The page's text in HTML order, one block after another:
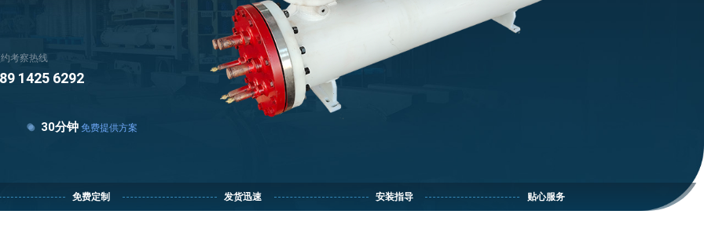
考察热线
1425 6292
30分钟 免费提供方案
免费定制 发货迅速 安装指导 贴心服务